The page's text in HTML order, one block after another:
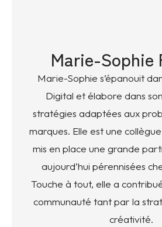
Marie-Sophie
Marie-Sophie s’épanouit
Digital et élabore dans
stratégies adaptées aux
marques. Elle est une
mis en place une grande
aujourd’hui pérennisées
Touche à tout, elle a
communauté tant par la
créativité.